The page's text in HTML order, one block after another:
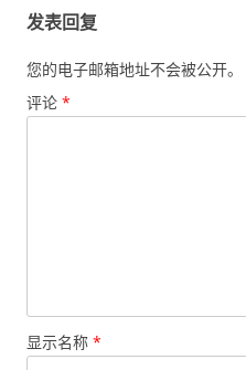
发表回复
您的电子邮箱地址不会被公开。
评论 *
显示名称 *